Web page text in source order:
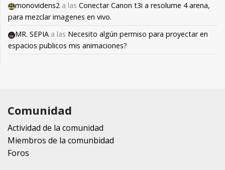
monovidens2 a las Conectar Canon t3i a resolume 4 arena,
para mezclar imagenes en vivo.
MR. SEPIA a las Necesito algún permiso para proyectar en
espacios publicos mis animaciones?
Comunidad
Actividad de la comunidad
Miembros de la comunbidad
Foros